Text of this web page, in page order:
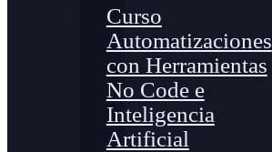
Curso
Automatizaciones
con Herramientas
No Code e
Inteligencia
Artificial